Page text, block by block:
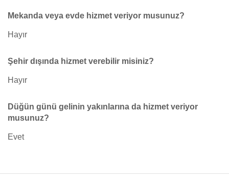
Mekanda veya evde hizmet veriyor musunuz?
Hayır
Şehir dışında hizmet verebilir misiniz?
Hayır
Düğün günü gelinin yakınlarına da hizmet veriyor
musunuz?
Evet